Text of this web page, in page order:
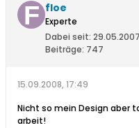
floe
Experte
Dabei seit: 29.05.2007
Beiträge: 747
15.09.2008, 17:49
Nicht so mein Design aber
arbeit!